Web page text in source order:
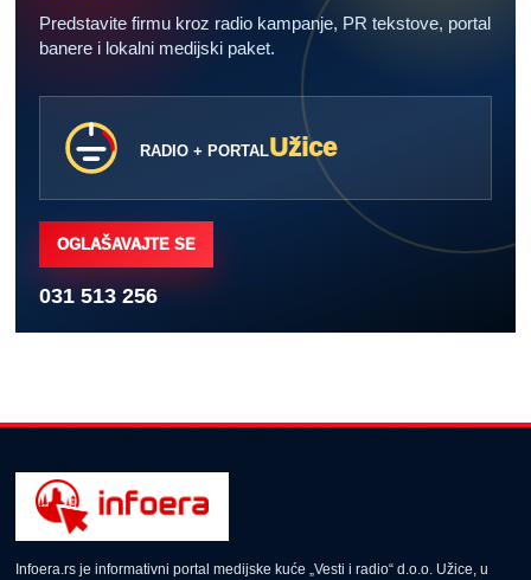
Predstavite firmu kroz radio kampanje, PR tekstove, portal
banere i lokalni medijski paket.
RADIO + PORTALUžice
OGLAŠAVAJTE SE
031 513 256
Infoera.rs je informativni portal medijske kuće „Vesti i radio“ d.o.o. Užice, u